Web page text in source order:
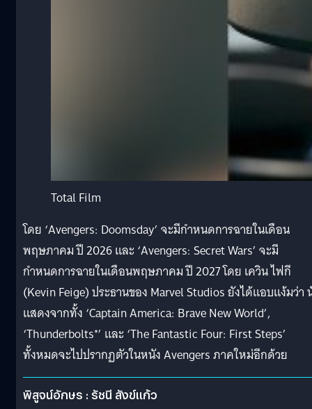
Total Film
โดย ‘Avengers: Doomsday’ จะมีกำหนดการฉายในเดือน
พฤษภาคม ปี 2026 และ ‘Avengers: Secret Wars’ จะมี
กำหนดการฉายในเดือนพฤษภาคม ปี 2027 โดย เควิน ไฟกี
(Kevin Feige) ประธานของ Marvel Studios ยังได้แอบแง้มว่า
แสดงจากทั้ง ‘Captain America: Brave New World’,
‘Thunderbolts*’ และ ‘The Fantastic Four: First Steps’
ทั้งหมดจะไปปรากฏตัวในหนัง Avengers ภาคใหม่อีกด้วย
พิสูจน์อักษร : รัชนี สังข์แก้ว